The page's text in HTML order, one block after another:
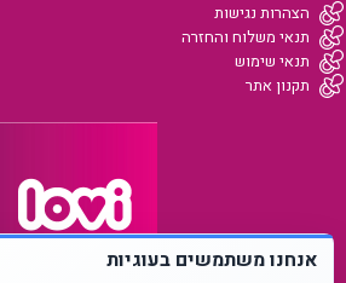
הצהרות נגישות
תנאי משלוח והחזרה
תנאי שימוש
תקנון אתר
אנחנו משתמשים בעוגיות